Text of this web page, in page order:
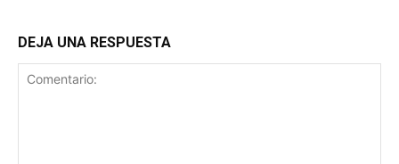
DEJA UNA RESPUESTA